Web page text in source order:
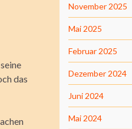
das
November 2025
Mai 2025
Februar 2025
Dezember 2024
Juni 2024
Mai 2024